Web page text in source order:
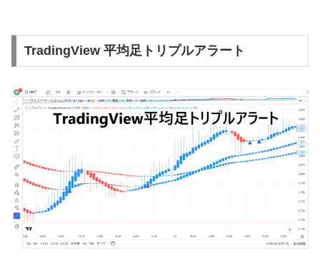
TradingView 平均足トリプルアラート